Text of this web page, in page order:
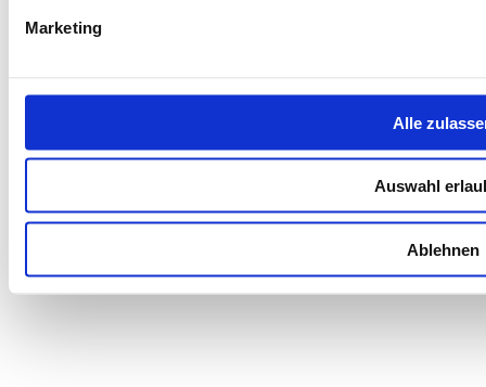
Marketing
Alle
Auswahl
Ablehnen